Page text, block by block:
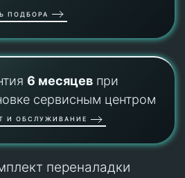
ПОДБОРА
6 месяцевпри
сервисным центром
И ОБСЛУЖИВАНИЕ
переналадки